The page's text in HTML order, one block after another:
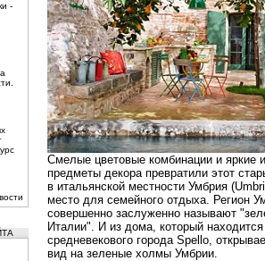
-
Смелые цветовые комбинации и яркие
предметы декора превратили этот
в итальянской местности Умбрия
место для семейного отдыха. Регион
совершенно заслуженно называют
Италии". И из дома, который находится
средневекового города Spello,
вид на зеленые холмы Умбрии.